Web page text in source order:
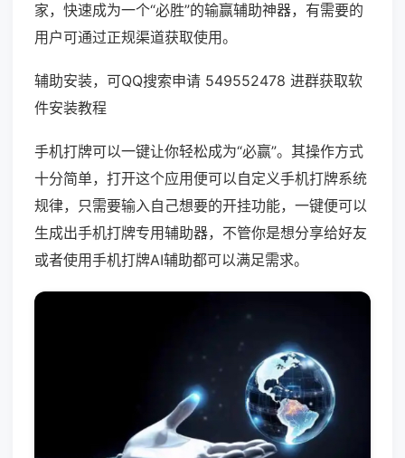
家，快速成为一个“必胜”的输赢辅助神器，有需要的
用户可通过正规渠道获取使用。
辅助安装，可QQ搜索申请 549552478 进群获取软
件安装教程
手机打牌可以一键让你轻松成为“必赢”。其操作方式
十分简单，打开这个应用便可以自定义手机打牌系统
规律，只需要输入自己想要的开挂功能，一键便可以
生成出手机打牌专用辅助器，不管你是想分享给好友
或者使用手机打牌AI辅助都可以满足需求。